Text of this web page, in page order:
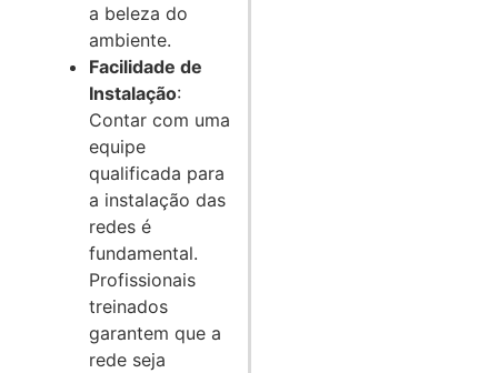
a beleza do
ambiente.
Facilidade de
Instalação:
Contar com uma
equipe
qualificada para
a instalação das
redes é
fundamental.
Profissionais
treinados
garantem que a
rede seja